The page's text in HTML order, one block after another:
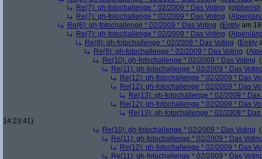
Re(7): gh-fotochallenge * 02/2009 * Das Voting (gibberish
Re(7): gh-fotochallenge * 02/2009 * Das Voting (
Re(6): gh-fotochallenge * 02/2009 * Das Voting (Entity am
Re(7): gh-fotochallenge * 02/2009 * Das Voting (
Re(8): gh-fotochallenge * 02/2009 * Das Voting (Entity
Re(9): gh-fotochallenge * 02/2009 * Das Voting (
Re(10): gh-fotochallenge * 02/2009 * Das Voting (
Re(11): gh-fotochallenge * 02/2009 * Das
Re(12): gh-fotochallenge * 02/2009 * Das
Re(12): gh-fotochallenge * 02/2009 * Das
Re(13): gh-fotochallenge * 02/2009 * Das
Re(12): gh-fotochallenge * 02/2009 * Das
Re(13): gh-fotochallenge * 02/2009 * Das
14:23:41)
Re(10): gh-fotochallenge * 02/2009 * Das Voting (
Re(11): gh-fotochallenge * 02/2009 * Das
Re(12): gh-fotochallenge * 02/2009 * Das
Re(11): gh-fotochallenge * 02/2009 * Das